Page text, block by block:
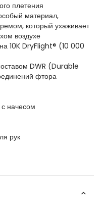
плетения
материал,
который ухаживает
воздухе
10K DryFlight® (10 000
DWR (Durable
фтора
начесом
рук